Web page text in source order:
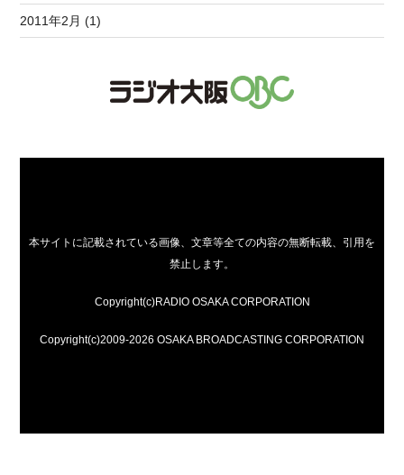
2011年2月 (1)
本サイトに記載されている画像、文章等全ての内容の無断転載、引用を
禁止します。
Copyright(c)RADIO OSAKA CORPORATION
Copyright(c)2009-2026 OSAKA BROADCASTING CORPORATION